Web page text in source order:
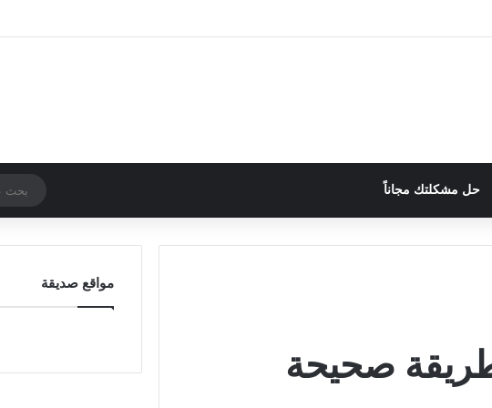
حل مشكلتك مجاناً
مواقع صديقة